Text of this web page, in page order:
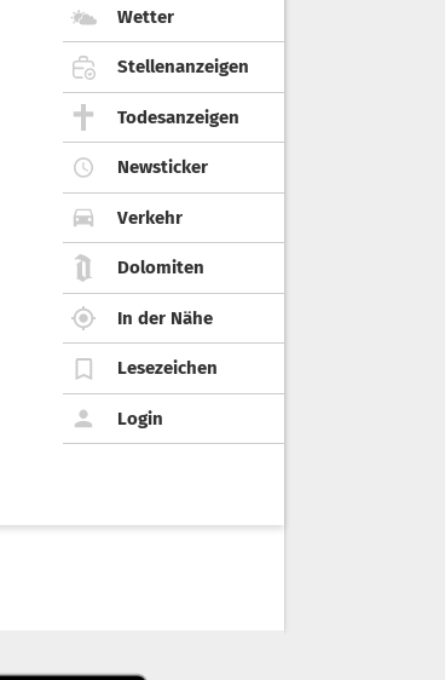
Wetter
Stellenanzeigen
Todesanzeigen
Newsticker
Verkehr
Dolomiten
In der Nähe
Lesezeichen
Login